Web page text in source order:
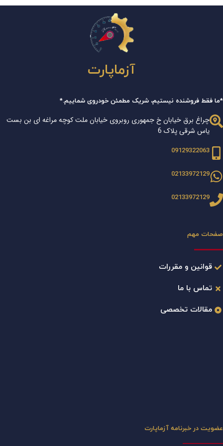
آزماپارت
*ما فقط فروشنده نیستیم، شریک مطمئن خودروی شماییم.*
چراغ برق خیابان خ جمهوری روبروی خیابان ملت کوچه مراغه ای بن بست
یاس شرقی پلاک 6
09129322063
02133972129
02133972129
صفحات مهم
قوانین و مقررات
تماس با ما
مقالات تخصصی
عضویت در خبرنامه آزماپارت